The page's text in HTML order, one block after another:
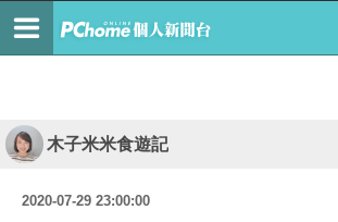
木子米米食遊記
2020-07-29 23:00:00